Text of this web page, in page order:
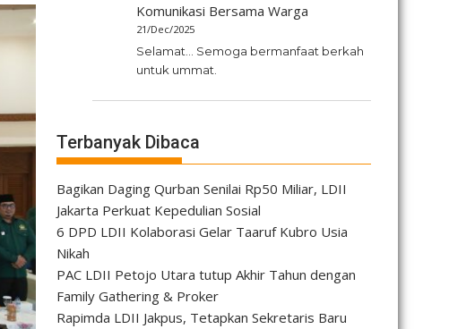
Komunikasi Bersama Warga
21/Dec/2025
Selamat... Semoga bermanfaat berkah
untuk ummat.
Terbanyak Dibaca
Bagikan Daging Qurban Senilai Rp50 Miliar, LDII
Jakarta Perkuat Kepedulian Sosial
6 DPD LDII Kolaborasi Gelar Taaruf Kubro Usia
Nikah
PAC LDII Petojo Utara tutup Akhir Tahun dengan
Family Gathering & Proker
Rapimda LDII Jakpus, Tetapkan Sekretaris Baru